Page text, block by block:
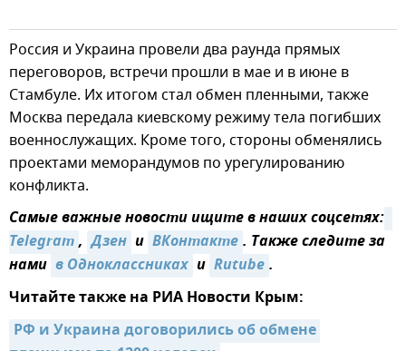
Россия и Украина провели два раунда прямых
переговоров, встречи прошли в мае и в июне в
Стамбуле. Их итогом стал обмен пленными, также
Москва передала киевскому режиму тела погибших
военнослужащих. Кроме того, стороны обменялись
проектами меморандумов по урегулированию
конфликта.
Самые важные новости ищите в наших соцсетях:
Telegram, Дзен и ВКонтакте. Также следите за
нами в Одноклассниках и Rutube.
Читайте также на РИА Новости Крым:
РФ и Украина договорились об обмене